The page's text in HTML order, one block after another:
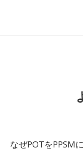
なぜPOTをPPSM